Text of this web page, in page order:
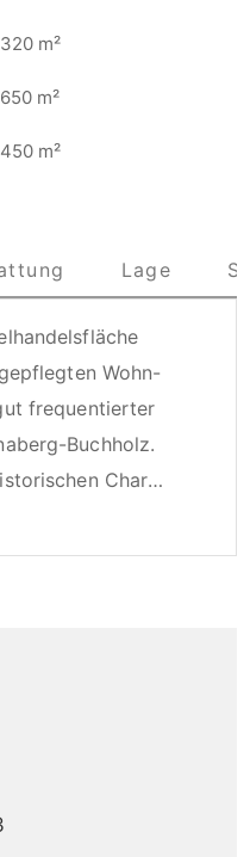
320 m²
650 m²
450 m²
Lage
Wohn-
frequentierter
Buchholz.
Charme
und wurde
Die Fläche
ca. 1.297 m²